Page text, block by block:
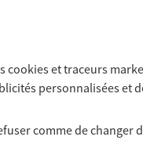
cookies et traceurs
personnalisées et
comme de